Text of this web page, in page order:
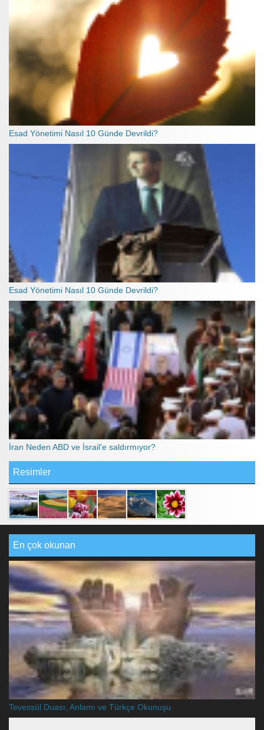
Esad Yönetimi Nasıl 10 Günde Devrildi?
Esad Yönetimi Nasıl 10 Günde Devrildi?
İran Neden ABD ve İsrail'e saldırmıyor?
Resimler
En çok okunan
Tevessül Duası, Anlamı ve Türkçe Okunuşu